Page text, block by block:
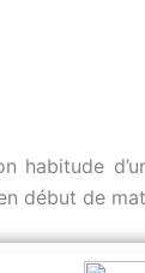
habitude
début de